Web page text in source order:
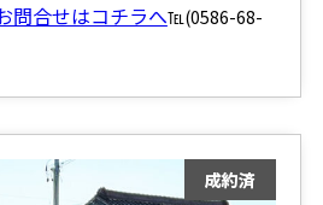
問合せはコチラへ℡(0586-68-